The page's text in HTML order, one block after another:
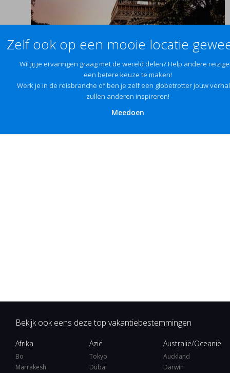
Zelf ook op een mooie locatie
Wil jij je ervaringen graag met de wereld delen? Help andere
een betere keuze te maken!
Werk je in de reisbranche of ben je zelf een globetrotter jouw
zullen anderen inspireren!
Meedoen
Bekijk ook eens deze top vakantiebestemmingen
Afrika
Bo
Marrakesh
Azië
Tokyo
Dubai
Australië/Oceanië
Auckland
Darwin